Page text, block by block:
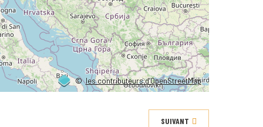
©les contributeurs d’OpenStreetMap
SUIVANT